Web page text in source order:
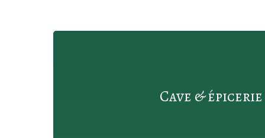
Cave &